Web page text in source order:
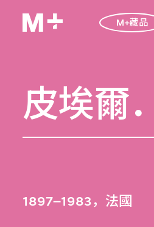
M+藏品
皮埃爾
1897–1983，法國